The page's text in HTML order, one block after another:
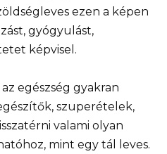
ezen a képen
gyógyulást,
képvisel.
egészség gyakran
szuperételek,
valami olyan
mint egy tál leves.